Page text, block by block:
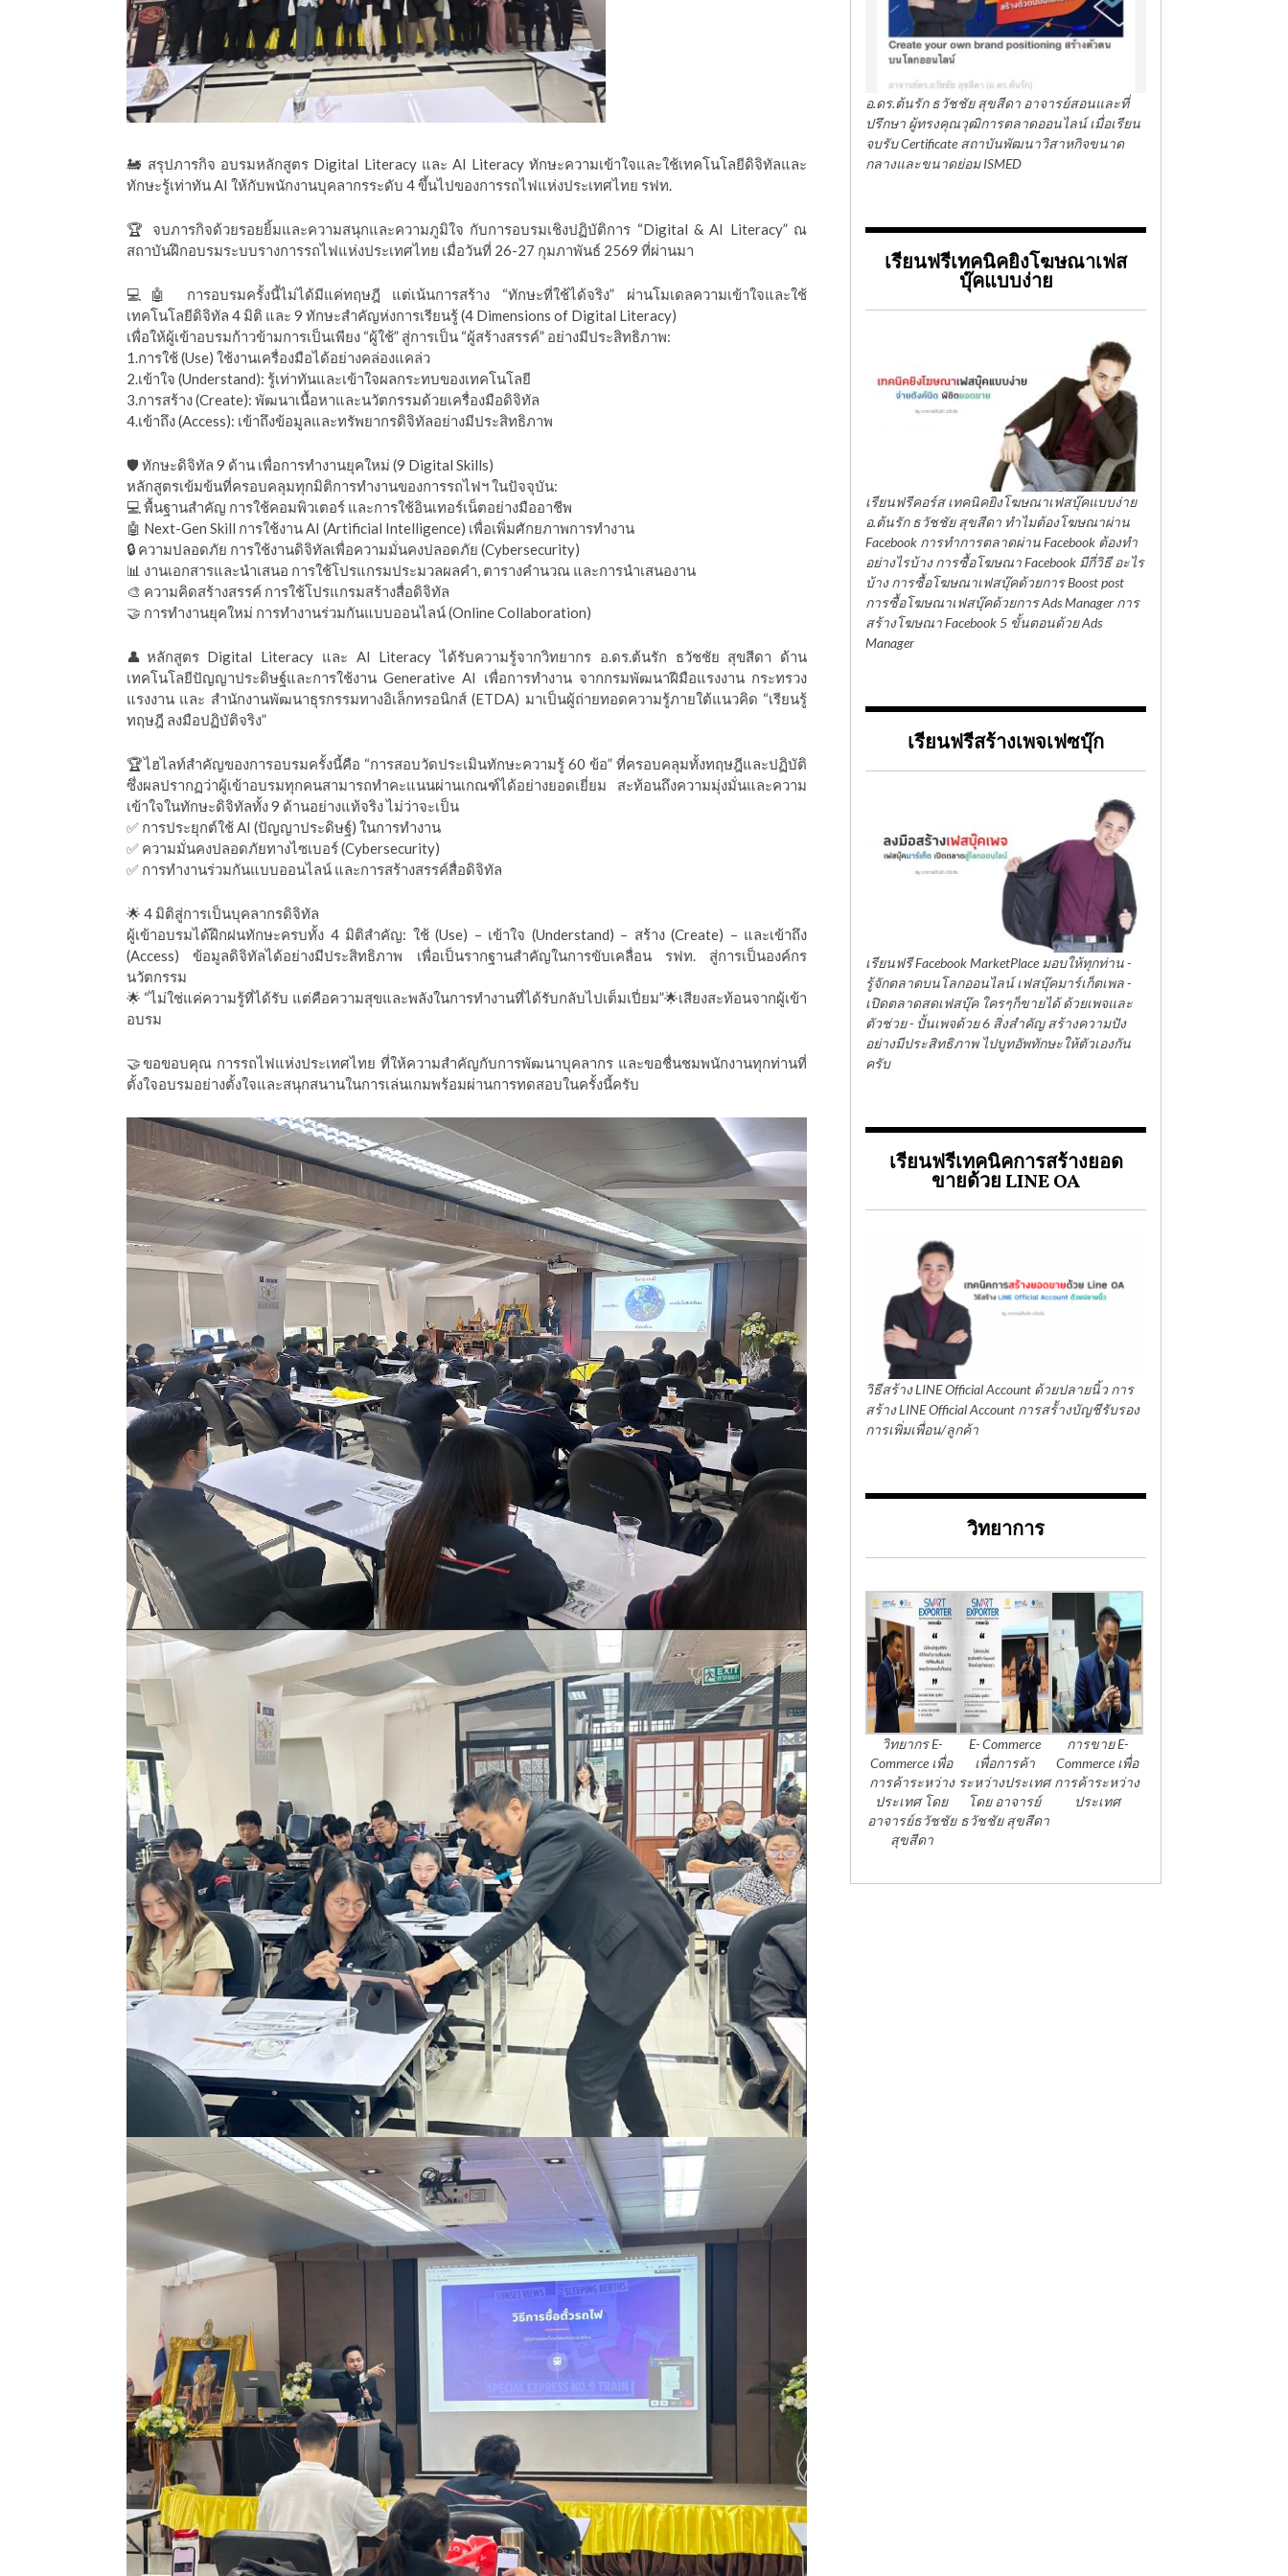
🚂 สรุปภารกิจ อบรมหลักสูตร Digital Literacy และ AI Literacy ทักษะความเข้าใจและใช้เทคโนโลยีดิจิทัลและ
ทักษะรู้เท่าทัน AI ให้กับพนักงานบุคลากรระดับ 4 ขึ้นไปของการรถไฟแห่งประเทศไทย รฟท.
🏆 จบภารกิจด้วยรอยยิ้มและความสนุกและความภูมิใจ กับการอบรมเชิงปฏิบัติการ “Digital & AI Literacy” ณ
สถาบันฝึกอบรมระบบรางการรถไฟแห่งประเทศไทย เมื่อวันที่ 26-27 กุมภาพันธ์ 2569 ที่ผ่านมา
💻🤖 การอบรมครั้งนี้ไม่ได้มีแค่ทฤษฎี แต่เน้นการสร้าง “ทักษะที่ใช้ได้จริง” ผ่านโมเดลความเข้าใจและใช้
เทคโนโลยีดิจิทัล 4 มิติ และ 9 ทักษะสำคัญห่งการเรียนรู้ (4 Dimensions of Digital Literacy)
เพื่อให้ผู้เข้าอบรมก้าวข้ามการเป็นเพียง “ผู้ใช้” สู่การเป็น “ผู้สร้างสรรค์” อย่างมีประสิทธิภาพ:
1.การใช้ (Use) ใช้งานเครื่องมือได้อย่างคล่องแคล่ว
2.เข้าใจ (Understand): รู้เท่าทันและเข้าใจผลกระทบของเทคโนโลยี
3.การสร้าง (Create): พัฒนาเนื้อหาและนวัตกรรมด้วยเครื่องมือดิจิทัล
4.เข้าถึง (Access): เข้าถึงข้อมูลและทรัพยากรดิจิทัลอย่างมีประสิทธิภาพ
🛡️ ทักษะดิจิทัล 9 ด้าน เพื่อการทำงานยุคใหม่ (9 Digital Skills)
หลักสูตรเข้มข้นที่ครอบคลุมทุกมิติการทำงานของการรถไฟฯ ในปัจจุบัน:
💻 พื้นฐานสำคัญ การใช้คอมพิวเตอร์ และการใช้อินเทอร์เน็ตอย่างมืออาชีพ
🤖 Next-Gen Skill การใช้งาน AI (Artificial Intelligence) เพื่อเพิ่มศักยภาพการทำงาน
🔒 ความปลอดภัย การใช้งานดิจิทัลเพื่อความมั่นคงปลอดภัย (Cybersecurity)
📊 งานเอกสารและนำเสนอ การใช้โปรแกรมประมวลผลคำ, ตารางคำนวณ และการนำเสนองาน
🎨 ความคิดสร้างสรรค์ การใช้โปรแกรมสร้างสื่อดิจิทัล
🤝 การทำงานยุคใหม่ การทำงานร่วมกันแบบออนไลน์ (Online Collaboration)
👤หลักสูตร Digital Literacy และ AI Literacy ได้รับความรู้จากวิทยากร อ.ดร.ต้นรัก ธวัชชัย สุขสีดา ด้าน
เทคโนโลยีปัญญาประดิษฐ์และการใช้งาน Generative AI เพื่อการทำงาน จากกรมพัฒนาฝีมือแรงงาน กระทรวง
แรงงาน และ สำนักงานพัฒนาธุรกรรมทางอิเล็กทรอนิกส์ (ETDA) มาเป็นผู้ถ่ายทอดความรู้ภายใต้แนวคิด “เรียนรู้
ทฤษฎี ลงมือปฏิบัติจริง”
🏆ไฮไลท์สำคัญของการอบรมครั้งนี้คือ “การสอบวัดประเมินทักษะความรู้ 60 ข้อ” ที่ครอบคลุมทั้งทฤษฎีและปฏิบัติ
ซึ่งผลปรากฏว่าผู้เข้าอบรมทุกคนสามารถทำคะแนนผ่านเกณฑ์ได้อย่างยอดเยี่ยม สะท้อนถึงความมุ่งมั่นและความ
เข้าใจในทักษะดิจิทัลทั้ง 9 ด้านอย่างแท้จริง ไม่ว่าจะเป็น
✅ การประยุกต์ใช้ AI (ปัญญาประดิษฐ์) ในการทำงาน
✅ ความมั่นคงปลอดภัยทางไซเบอร์ (Cybersecurity)
✅ การทำงานร่วมกันแบบออนไลน์ และการสร้างสรรค์สื่อดิจิทัล
🌟 4 มิติสู่การเป็นบุคลากรดิจิทัล
ผู้เข้าอบรมได้ฝึกฝนทักษะครบทั้ง 4 มิติสำคัญ: ใช้ (Use) – เข้าใจ (Understand) – สร้าง (Create) – และเข้าถึง
(Access) ข้อมูลดิจิทัลได้อย่างมีประสิทธิภาพ เพื่อเป็นรากฐานสำคัญในการขับเคลื่อน รฟท. สู่การเป็นองค์กร
นวัตกรรม
🌟 “ไม่ใช่แค่ความรู้ที่ได้รับ แต่คือความสุขและพลังในการทำงานที่ได้รับกลับไปเต็มเปี่ยม”🌟เสียงสะท้อนจากผู้เข้า
อบรม
🤝ขอขอบคุณ การรถไฟแห่งประเทศไทย ที่ให้ความสำคัญกับการพัฒนาบุคลากร และขอชื่นชมพนักงานทุกท่านที่
ตั้งใจอบรมอย่างตั้งใจและสนุกสนานในการเล่นเกมพร้อมผ่านการทดสอบในครั้งนี้ครับ
อ.ดร.ต้นรัก ธวัชชัย สุขสีดา อาจารย์สอนและที่
ปรึกษา ผู้ทรงคุณวุฒิการตลาดออนไลน์ เมื่อเรียน
จบรับ Certificate สถาบันพัฒนาวิสาหกิจขนาด
กลางและขนาดย่อม ISMED
เรียนฟรีเทคนิคยิงโฆษณาเฟส
บุ๊คแบบง่าย
เรียนฟรีคอร์ส เทคนิคยิงโฆษณาเฟสบุ๊คแบบง่าย
อ.ต้นรัก ธวัชชัย สุขสีดา ทำไมต้องโฆษณาผ่าน
Facebook การทำการตลาดผ่าน Facebook ต้องทำ
อย่างไรบ้าง การซื้อโฆษณา Facebook มีกี่วิธี อะไร
บ้าง การซื้อโฆษณาเฟสบุ๊คด้วยการ Boost post
การซื้อโฆษณาเฟสบุ๊คด้วยการ Ads Manager การ
สร้างโฆษณา Facebook 5 ขั้นตอนด้วย Ads
Manager
เรียนฟรีสร้างเพจเฟซบุ๊ก
เรียนฟรี Facebook MarketPlace มอบให้ทุกท่าน -
รู้จักตลาดบนโลกออนไลน์ เฟสบุ๊คมาร์เก็ตเพล -
เปิดตลาดสดเฟสบุ๊ค ใครๆก็ขายได้ ด้วยเพจและ
ตัวช่วย - ปั้นเพจด้วย 6 สิ่งสำคัญ สร้างความปัง
อย่างมีประสิทธิภาพ ไปบูทอัพทักษะให้ตัวเองกัน
ครับ
เรียนฟรีเทคนิคการสร้างยอด
ขายด้วย LINE OA
วิธีสร้าง LINE Official Account ด้วยปลายนิ้ว การ
สร้าง LINE Official Account การสร้้างบัญชีรับรอง
การเพิ่มเพื่อน/ลูกค้า
วิทยาการ
วิทยากร E-
Commerce เพื่อ
การค้าระหว่าง
ประเทศ โดย
อาจารย์ธวัชชัย
สุขสีดา
E- Commerce
เพื่อการค้า
ระหว่างประเทศ
โดย อาจารย์
ธวัชชัย สุขสีดา
การขาย E-
Commerce เพื่อ
การค้าระหว่าง
ประเทศ